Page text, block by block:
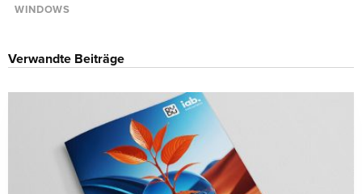
WINDOWS
Verwandte Beiträge